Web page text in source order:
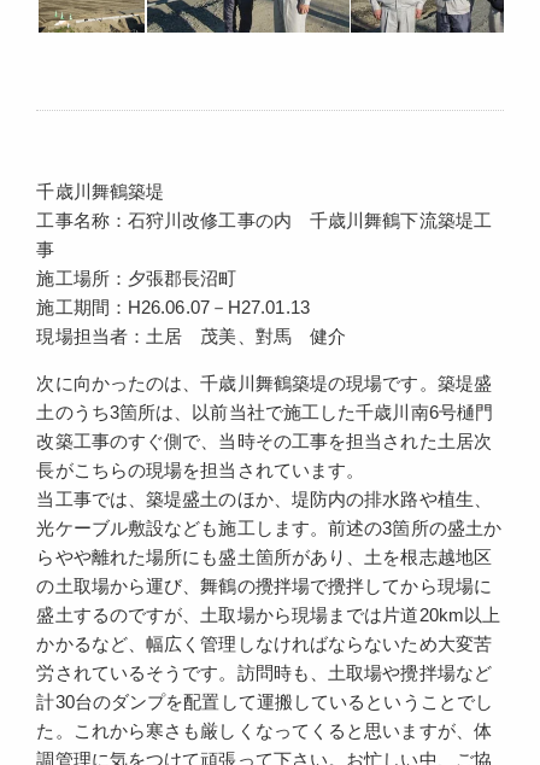
千歳川舞鶴築堤
工事名称：石狩川改修工事の内 千歳川舞鶴下流築堤工
事
施工場所：夕張郡長沼町
施工期間：H26.06.07－H27.01.13
現場担当者：土居 茂美、對馬 健介
次に向かったのは、千歳川舞鶴築堤の現場です。築堤盛
土のうち3箇所は、以前当社で施工した千歳川南6号樋門
改築工事のすぐ側で、当時その工事を担当された土居次
長がこちらの現場を担当されています。
当工事では、築堤盛土のほか、堤防内の排水路や植生、
光ケーブル敷設なども施工します。前述の3箇所の盛土か
らやや離れた場所にも盛土箇所があり、土を根志越地区
の土取場から運び、舞鶴の攪拌場で攪拌してから現場に
盛土するのですが、土取場から現場までは片道20km以上
かかるなど、幅広く管理しなければならないため大変苦
労されているそうです。訪問時も、土取場や攪拌場など
計30台のダンプを配置して運搬しているということでし
た。これから寒さも厳しくなってくると思いますが、体
調管理に気をつけて頑張って下さい。お忙しい中、ご協